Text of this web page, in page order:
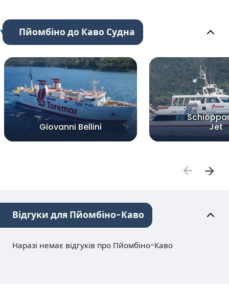
Пйомбіно до Каво Судна
Giovanni Bellini
Jet
Відгуки для Пйомбіно-Каво
Наразі немає відгуків про Пйомбіно-Каво